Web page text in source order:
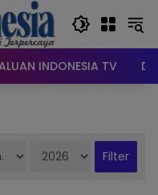
INDONESIA TV